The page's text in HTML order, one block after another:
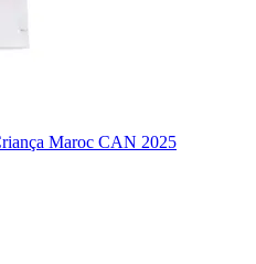
Maroc CAN 2025